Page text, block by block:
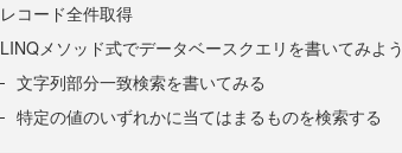
レコード全件取得
LINQメソッド式でデータベースクエリを書いてみよう
文字列部分一致検索を書いてみる
特定の値のいずれかに当てはまるものを検索する